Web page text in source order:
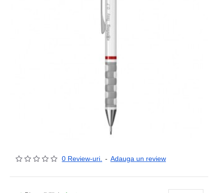
0 Review-uri. - Adauga un review